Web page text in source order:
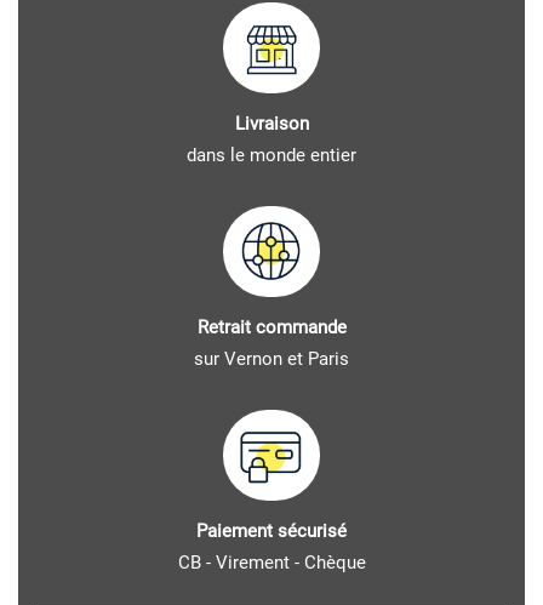
Livraison
dans le monde entier
Retrait commande
sur Vernon et Paris
Paiement sécurisé
CB - Virement - Chèque